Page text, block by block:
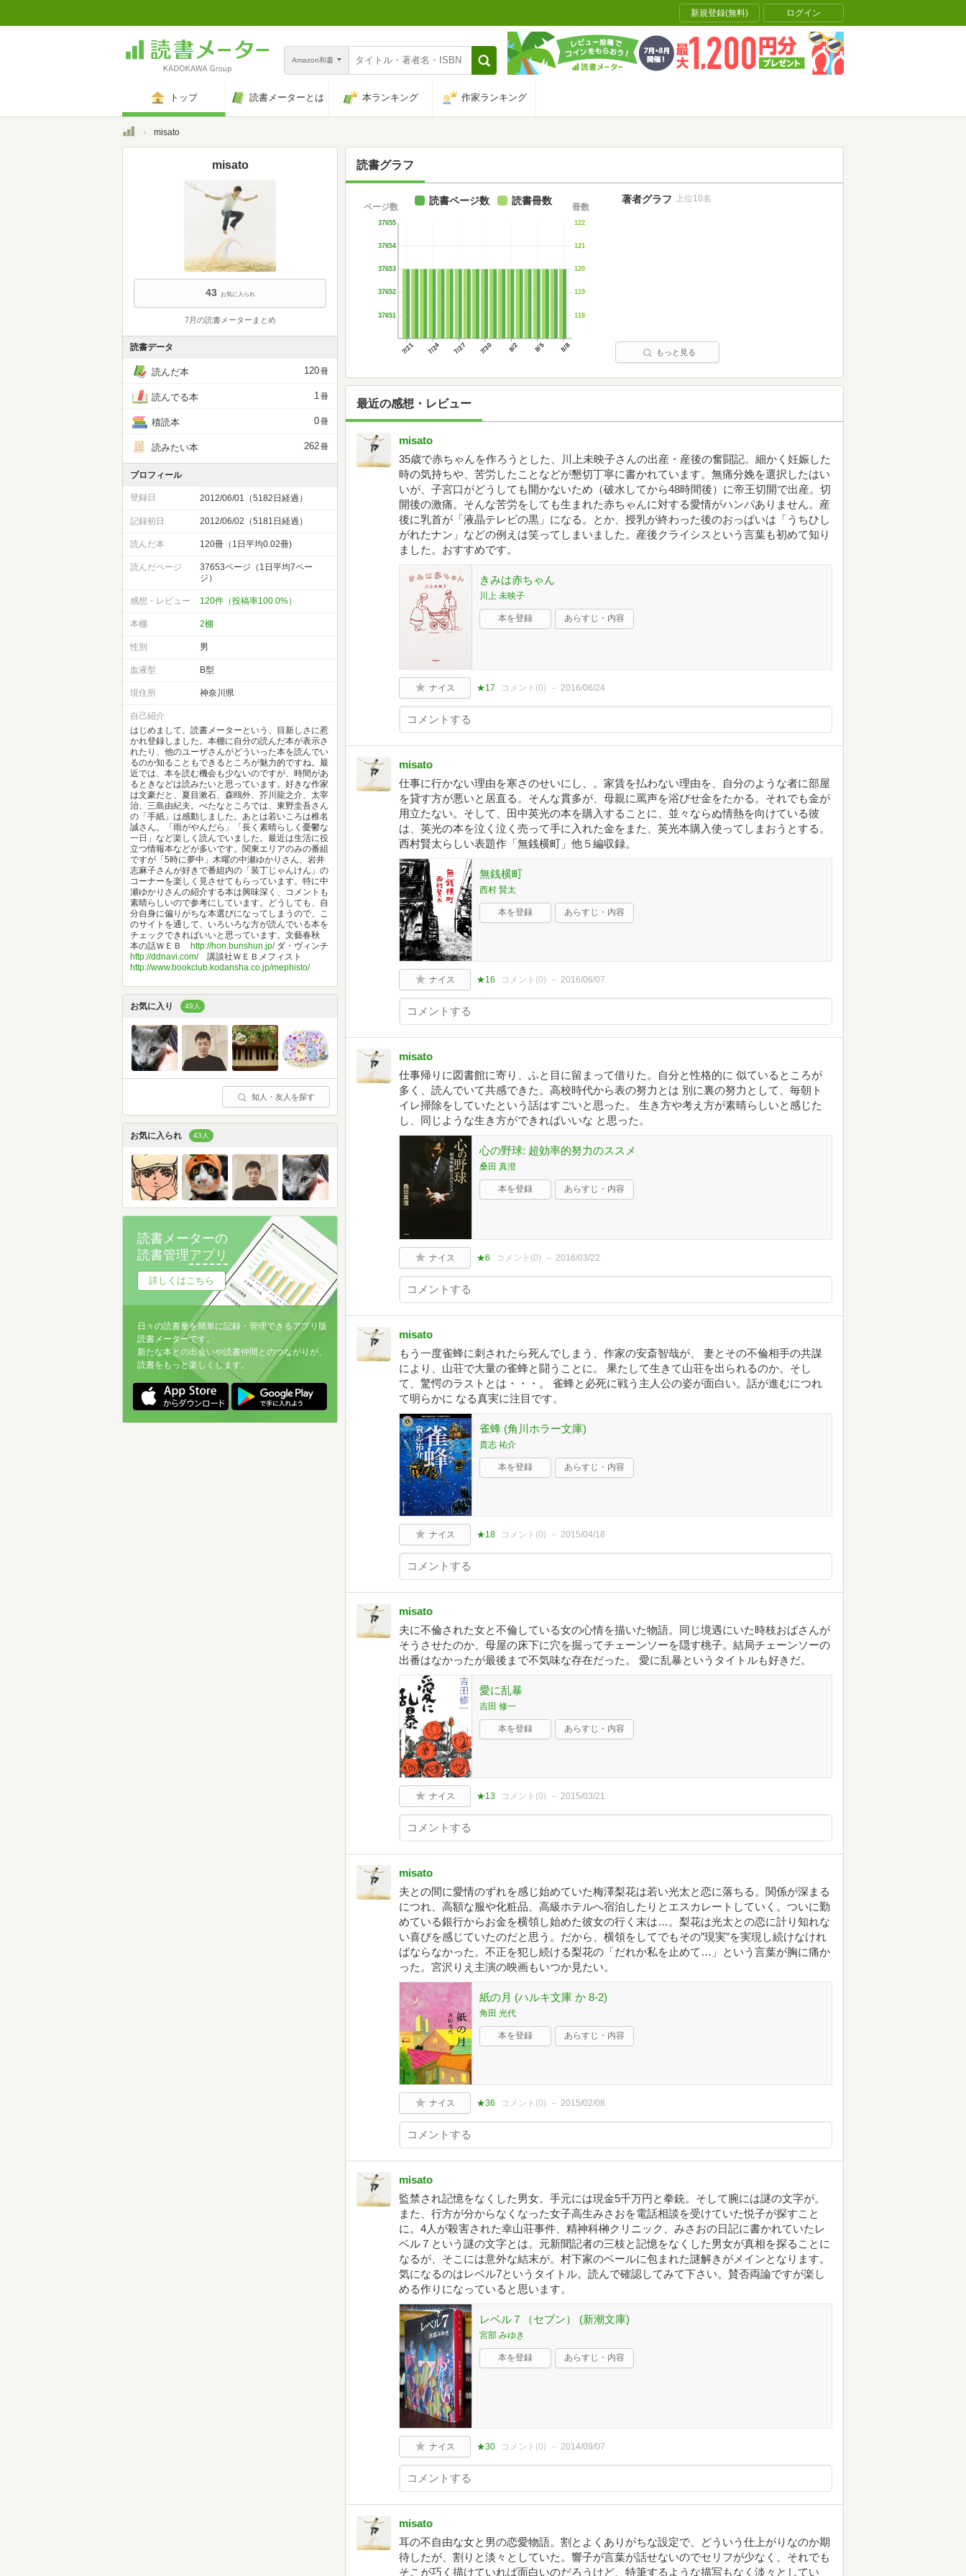
新規登録(無料) ログイン
Amazon和書
トップ 読書メーターとは 本ランキング 作家ランキング
トップmisato
読書グラフ
7/21 7/24 7/27 7/30 8/2 8/5 8/8
37651
37652
37653
37654
37655
ページ数
118
119
120
121
122
冊数
読書ページ数 読書冊数 著者グラフ 上位10名
もっと見る
最近の感想・レビュー
misato
35歳で赤ちゃんを作ろうとした、川上未映子さんの出産・産後の奮闘記。細かく妊娠した
時の気持ちや、苦労したことなどが懇切丁寧に書かれています。無痛分娩を選択したはい
いが、子宮口がどうしても開かないため（破水してから48時間後）に帝王切開で出産。切
開後の激痛。そんな苦労をしても生まれた赤ちゃんに対する愛情がハンパありません。産
後に乳首が「液晶テレビの黒」になる。とか、授乳が終わった後のおっぱいは「うちひし
がれたナン」などの例えは笑ってしまいました。産後クライシスという言葉も初めて知り
ました。おすすめです。
きみは赤ちゃん
川上 未映子
本を登録 あらすじ・内容
ナイス ★17 コメント(0) 2016/06/24
misato
仕事に行かない理由を寒さのせいにし、。家賃を払わない理由を、自分のような者に部屋
を貸す方が悪いと居直る。そんな貫多が、母親に罵声を浴びせ金をたかる。それでも金が
用立たない。そして、田中英光の本を購入することに、並々ならぬ情熱を向けている彼
は、英光の本を泣く泣く売って手に入れた金をまた、英光本購入使ってしまおうとする。
西村賢太らしい表題作「無銭横町」他５編収録。
無銭横町
西村 賢太
本を登録 あらすじ・内容
ナイス ★16 コメント(0) 2016/06/07
misato
仕事帰りに図書館に寄り、ふと目に留まって借りた。自分と性格的に 似ているところが
多く、読んでいて共感できた。高校時代から表の努力とは 別に裏の努力として、毎朝ト
イレ掃除をしていたという話はすごいと思った。 生き方や考え方が素晴らしいと感じた
し、同じような生き方ができればいいな と思った。
心の野球: 超効率的努力のススメ
桑田 真澄
本を登録 あらすじ・内容
ナイス ★6 コメント(0) 2016/03/22
misato
もう一度雀蜂に刺されたら死んでしまう、作家の安斎智哉が、 妻とその不倫相手の共謀
により、山荘で大量の雀蜂と闘うことに。 果たして生きて山荘を出られるのか。そし
て、驚愕のラストとは・・・。 雀蜂と必死に戦う主人公の姿が面白い。話が進むにつれ
て明らかに なる真実に注目です。
雀蜂 (角川ホラー文庫)
貴志 祐介
本を登録 あらすじ・内容
ナイス ★18 コメント(0) 2015/04/18
misato
夫に不倫された女と不倫している女の心情を描いた物語。同じ境遇にいた時枝おばさんが
そうさせたのか、母屋の床下に穴を掘ってチェーンソーを隠す桃子。結局チェーンソーの
出番はなかったが最後まで不気味な存在だった。 愛に乱暴というタイトルも好きだ。
愛に乱暴
吉田 修一
本を登録 あらすじ・内容
ナイス ★13 コメント(0) 2015/03/21
misato
夫との間に愛情のずれを感じ始めていた梅澤梨花は若い光太と恋に落ちる。関係が深まる
につれ、高額な服や化粧品、高級ホテルへ宿泊したりとエスカレートしていく。ついに勤
めている銀行からお金を横領し始めた彼女の行く末は…。梨花は光太との恋に計り知れな
い喜びを感じていたのだと思う。だから、横領をしてでもその”現実”を実現し続けなけれ
ばならなかった。不正を犯し続ける梨花の「だれか私を止めて…」という言葉が胸に痛か
った。宮沢りえ主演の映画もいつか見たい。
紙の月 (ハルキ文庫 か 8-2)
角田 光代
本を登録 あらすじ・内容
ナイス ★36 コメント(0) 2015/02/08
misato
監禁され記憶をなくした男女。手元には現金5千万円と拳銃。そして腕には謎の文字が。
また、行方が分からなくなった女子高生みさおを電話相談を受けていた悦子が探すこと
に。4人が殺害された幸山荘事件、精神科榊クリニック、みさおの日記に書かれていたレ
ベル７という謎の文字とは。元新聞記者の三枝と記憶をなくした男女が真相を探ることに
なるが、そこには意外な結末が。村下家のベールに包まれた謎解きがメインとなります。
気になるのはレベル7というタイトル。読んで確認してみて下さい。賛否両論ですが楽し
める作りになっていると思います。
レベル７（セブン） (新潮文庫)
宮部 みゆき
本を登録 あらすじ・内容
ナイス ★30 コメント(0) 2014/09/07
misato
耳の不自由な女と男の恋愛物語。割とよくありがちな設定で、どういう仕上がりなのか期
待したが、割りと淡々としていた。響子が言葉が話せないのでセリフが少なく、それでも
そこが巧く描けていれば面白いのだろうけど、特筆するような描写もなく淡々としてい
misato
43 お気に入られ
7月の読書メーターまとめ
読書データ
読んだ本 120冊
読んでる本 1冊
積読本 0冊
読みたい本 262冊
プロフィール
登録日 2012/06/01（5182日経過）
記録初日 2012/06/02（5181日経過）
読んだ本 120冊（1日平均0.02冊)
読んだページ
37653ページ（1日平均7ペー
ジ）
感想・レビュー 120件（投稿率100.0%）
本棚 2棚
性別 男
血液型 B型
現住所 神奈川県
自己紹介
はじめまして。読書メーターという、目新しさに惹
かれ登録しました。本棚に自分の読んだ本が表示さ
れたり、他のユーザさんがどういった本を読んでい
るのか知ることもできるところが魅力的ですね。最
近では、本を読む機会も少ないのですが、時間があ
るときなどは読みたいと思っています。好きな作家
は文豪だと、夏目漱石、森鴎外、芥川龍之介、太宰
治、三島由紀夫。べたなところでは、東野圭吾さん
の「手紙」は感動しました。あとは若いころは椎名
誠さん。「雨がやんだら」「長く素晴らしく憂鬱な
一日」など楽しく読んでいました。最近は生活に役
立つ情報本などが多いです。関東エリアのみの番組
ですが「5時に夢中」木曜の中瀬ゆかりさん、岩井
志麻子さんが好きで番組内の「装丁じゃんけん」の
コーナーを楽しく見させてもらっています。特に中
瀬ゆかりさんの紹介する本は興味深く、コメントも
素晴らしいので参考にしています。どうしても、自
分自身に偏りがちな本選びになってしまうので、こ
のサイトを通して、いろいろな方が読んでいる本を
チェックできればいいと思っています。文藝春秋
本の話ＷＥＢ http://hon.bunshun.jp/ダ・ヴィンチ
http://ddnavi.com/講談社ＷＥＢメフィスト
http://www.bookclub.kodansha.co.jp/mephisto/
お気に入り 49人
知人・友人を探す
お気に入られ 43人
読書メーターの
読書管理アプリ
詳しくはこちら
日々の読書量を簡単に記録・管理できるアプリ版
読書メーターです。
新たな本との出会いや読書仲間とのつながりが、
読書をもっと楽しくします。